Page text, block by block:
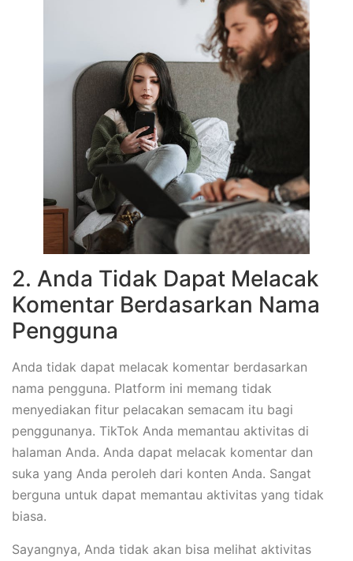
2. Anda Tidak Dapat Melacak
Komentar Berdasarkan Nama
Pengguna
Anda tidak dapat melacak komentar berdasarkan
nama pengguna. Platform ini memang tidak
menyediakan fitur pelacakan semacam itu bagi
penggunanya. TikTok Anda memantau aktivitas di
halaman Anda. Anda dapat melacak komentar dan
suka yang Anda peroleh dari konten Anda. Sangat
berguna untuk dapat memantau aktivitas yang tidak
biasa.
Sayangnya, Anda tidak akan bisa melihat aktivitas